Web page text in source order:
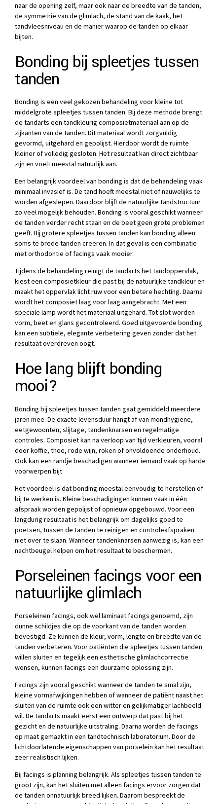
naar de opening zelf, maar ook naar de breedte van de tanden,
de symmetrie van de glimlach, de stand van de kaak, het
tandvleesniveau en de manier waarop de tanden op elkaar
bijten.
Bonding bij spleetjes tussen
tanden
Bonding is een veel gekozen behandeling voor kleine tot
middelgrote spleetjes tussen tanden. Bij deze methode brengt
de tandarts een tandkleurig composietmateriaal aan op de
zijkanten van de tanden. Dit materiaal wordt zorgvuldig
gevormd, uitgehard en gepolijst. Hierdoor wordt de ruimte
kleiner of volledig gesloten. Het resultaat kan direct zichtbaar
zijn en voelt meestal natuurlijk aan.
Een belangrijk voordeel van bonding is dat de behandeling vaak
minimaal invasief is. De tand hoeft meestal niet of nauwelijks te
worden afgeslepen. Daardoor blijft de natuurlijke tandstructuur
zo veel mogelijk behouden. Bonding is vooral geschikt wanneer
de tanden verder recht staan en de beet geen grote problemen
geeft. Bij grotere spleetjes tussen tanden kan bonding alleen
soms te brede tanden creëren. In dat geval is een combinatie
met orthodontie of facings vaak mooier.
Tijdens de behandeling reinigt de tandarts het tandoppervlak,
kiest een composietkleur die past bij de natuurlijke tandkleur en
maakt het oppervlak licht ruw voor een betere hechting. Daarna
wordt het composiet laag voor laag aangebracht. Met een
speciale lamp wordt het materiaal uitgehard. Tot slot worden
vorm, beet en glans gecontroleerd. Goed uitgevoerde bonding
kan een subtiele, elegante verbetering geven zonder dat het
resultaat overdreven oogt.
Hoe lang blijft bonding
mooi?
Bonding bij spleetjes tussen tanden gaat gemiddeld meerdere
jaren mee. De exacte levensduur hangt af van mondhygiëne,
eetgewoonten, slijtage, tandenknarsen en regelmatige
controles. Composiet kan na verloop van tijd verkleuren, vooral
door koffie, thee, rode wijn, roken of onvoldoende onderhoud.
Ook kan een randje beschadigen wanneer iemand vaak op harde
voorwerpen bijt.
Het voordeel is dat bonding meestal eenvoudig te herstellen of
bij te werken is. Kleine beschadigingen kunnen vaak in één
afspraak worden gepolijst of opnieuw opgebouwd. Voor een
langdurig resultaat is het belangrijk om dagelijks goed te
poetsen, tussen de tanden te reinigen en controleafspraken
niet over te slaan. Wanneer tandenknarsen aanwezig is, kan een
nachtbeugel helpen om het resultaat te beschermen.
Porseleinen facings voor een
natuurlijke glimlach
Porseleinen facings, ook wel laminaat facings genoemd, zijn
dunne schildjes die op de voorkant van de tanden worden
bevestigd. Ze kunnen de kleur, vorm, lengte en breedte van de
tanden verbeteren. Voor patiënten die spleetjes tussen tanden
willen sluiten en tegelijk een esthetische glimlachcorrectie
wensen, kunnen facings een duurzame oplossing zijn.
Facings zijn vooral geschikt wanneer de tanden te smal zijn,
kleine vormafwijkingen hebben of wanneer de patiënt naast het
sluiten van de ruimte ook een witter en gelijkmatiger lachbeeld
wil. De tandarts maakt eerst een ontwerp dat past bij het
gezicht en de natuurlijke uitstraling. Daarna worden de facings
op maat gemaakt in een tandtechnisch laboratorium. Door de
lichtdoorlatende eigenschappen van porselein kan het resultaat
zeer realistisch lijken.
Bij facings is planning belangrijk. Als spleetjes tussen tanden te
groot zijn, kan het sluiten met alleen facings ervoor zorgen dat
de tanden onnatuurlijk breed lijken. Daarom bespreekt de